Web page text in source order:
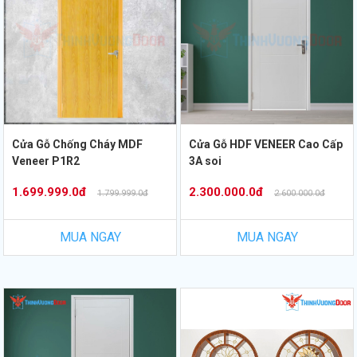
Cửa Gỗ Chống Cháy MDF
Veneer P1R2
1.699.999.0đ 1.799.999.0đ
MUA NGAY
Cửa Gỗ HDF VENEER Cao Cấp
3A soi
2.300.000.0đ 2.600.000.0đ
MUA NGAY